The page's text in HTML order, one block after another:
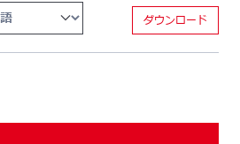
ダウンロード